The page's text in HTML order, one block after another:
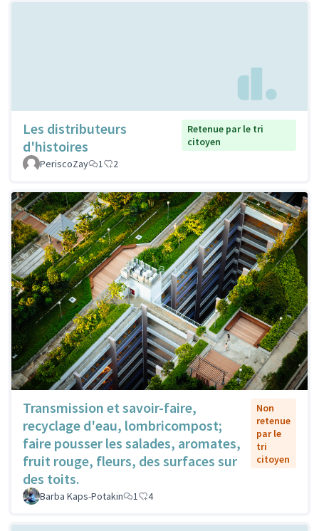
Les distributeurs
d'histoires
Retenue par le tri
citoyen
PeriscoZay
1 2
Transmission et savoir-faire,
recyclage d'eau, lombricompost;
faire pousser les salades, aromates,
fruit rouge, fleurs, des surfaces sur
des toits.
Non
retenue
par le
tri
citoyen
Barba Kaps-Potakin 1 4